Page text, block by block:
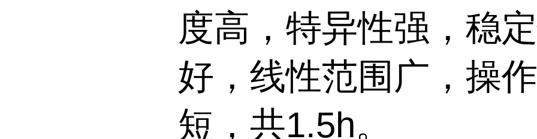
度高，特异性强，稳
好，线性范围广，操
短，共1.5h。